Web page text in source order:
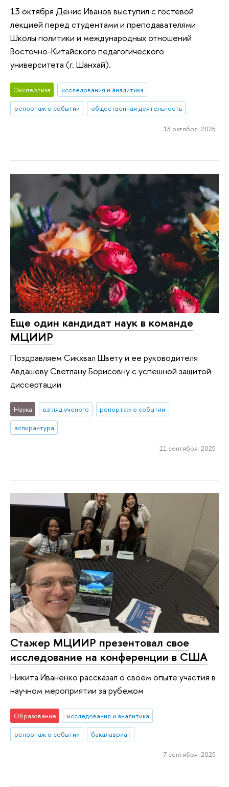
13 октября Денис Иванов выступил с гостевой
лекцией перед студентами и преподавателями
Школы политики и международных отношений
Восточно-Китайского педагогического
университета (г. Шанхай).
Экспертиза
исследования и аналитика
репортаж о событии
общественная деятельность
13 октября 2025
Еще один кандидат наук в команде
МЦИИР
Поздравляем Сикхвал Швету и ее руководителя
Авдашеву Светлану Борисовну с успешной защитой
диссертации
Наука взгляд ученого
репортаж о событии
аспирантура
11 сентября 2025
Стажер МЦИИР презентовал свое
исследование на конференции в США
Никита Иваненко рассказал о своем опыте участия в
научном мероприятии за рубежом
Образование
исследования и аналитика
репортаж о событии
бакалавриат
7 сентября 2025